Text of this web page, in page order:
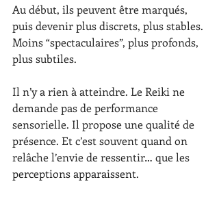
Au début, ils peuvent être marqués,
puis devenir plus discrets, plus stables.
Moins “spectaculaires”, plus profonds,
plus subtiles.
Il n’y a rien à atteindre. Le Reiki ne
demande pas de performance
sensorielle. Il propose une qualité de
présence. Et c’est souvent quand on
relâche l’envie de ressentir… que les
perceptions apparaissent.